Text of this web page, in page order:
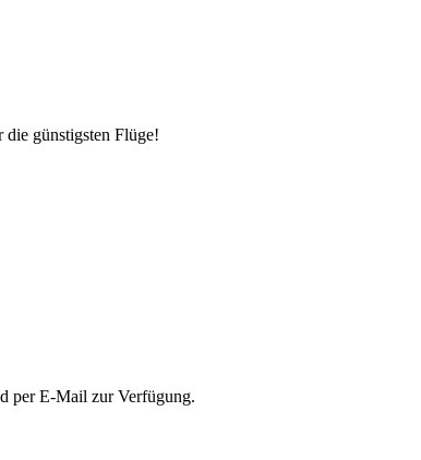
günstigsten Flüge!
per E-Mail zur Verfügung.